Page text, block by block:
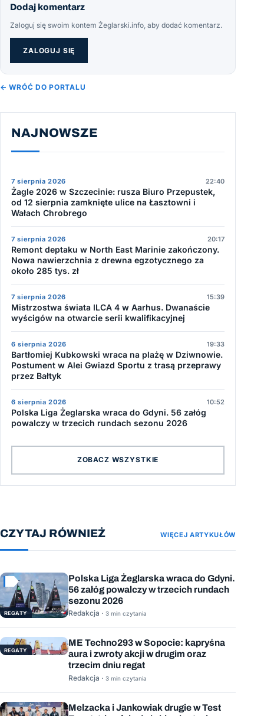
Dodaj komentarz
Zaloguj się swoim kontem Żeglarski.info, aby dodać komentarz.
ZALOGUJ SIĘ
← WRÓĆ DO PORTALU
NAJNOWSZE
7 sierpnia 2026 22:40
Żagle 2026 w Szczecinie: rusza Biuro Przepustek,
od 12 sierpnia zamknięte ulice na Łasztowni i
Wałach Chrobrego
7 sierpnia 2026 20:17
Remont deptaku w North East Marinie zakończony.
Nowa nawierzchnia z drewna egzotycznego za
około 285 tys. zł
7 sierpnia 2026 15:39
Mistrzostwa świata ILCA 4 w Aarhus. Dwanaście
wyścigów na otwarcie serii kwalifikacyjnej
6 sierpnia 2026 19:33
Bartłomiej Kubkowski wraca na plażę w Dziwnowie.
Postument w Alei Gwiazd Sportu z trasą przeprawy
przez Bałtyk
6 sierpnia 2026 10:52
Polska Liga Żeglarska wraca do Gdyni. 56 załóg
powalczy w trzecich rundach sezonu 2026
ZOBACZ WSZYSTKIE
CZYTAJ RÓWNIEŻ WIĘCEJ ARTYKUŁÓW
REGATY
Polska Liga Żeglarska wraca do Gdyni.
56 załóg powalczy w trzecich rundach
sezonu 2026
Redakcja · 3 min czytania
REGATY
ME Techno293 w Sopocie: kapryśna
aura i zwroty akcji w drugim oraz
trzecim dniu regat
Redakcja · 3 min czytania
Melzacka i Jankowiak drugie w Test